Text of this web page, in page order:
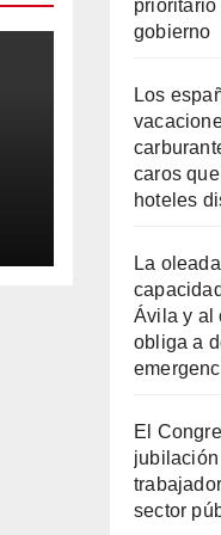
gobierno
Los
caros
hoteles
La
Ávila y al
obliga a
El
sector